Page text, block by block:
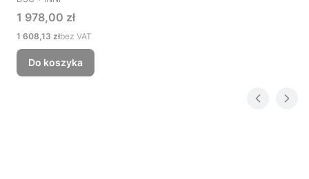
Cena
1 978,00 zł
Cena
1 608,13 złbez VAT
Do koszyka